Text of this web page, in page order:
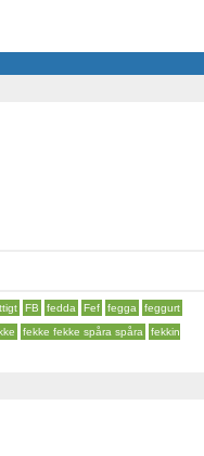
FB fedda Fef fegga
feggurt
fekke fekke spåra spåra
fekkin